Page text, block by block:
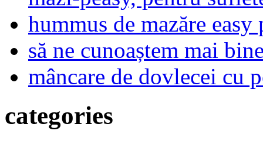
hummus de mazăre easy
să ne cunoaștem mai
mâncare de dovlecei cu
categories